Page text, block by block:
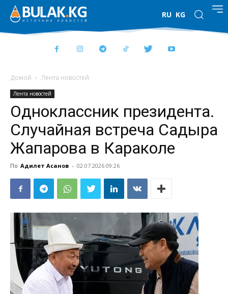
RU KG
Домой Лента новостей
Лента новостей
Одноклассник президента.
Случайная встреча Садыра
Жапарова в Караколе
По Адилет Асанов - 02.07.2026 09:26